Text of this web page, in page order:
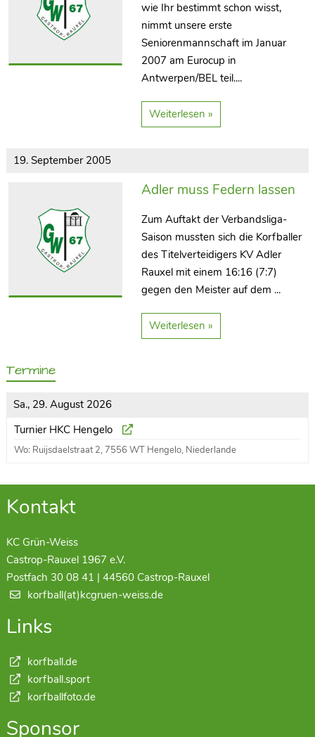
wie Ihr bestimmt schon wisst,
nimmt unsere erste
Seniorenmannschaft im Januar
2007 am Eurocup in
Antwerpen/BEL teil....
Weiterlesen »
19. September 2005
Adler muss Federn lassen
Zum Auftakt der Verbandsliga-
Saison mussten sich die Korfballer
des Titelverteidigers KV Adler
Rauxel mit einem 16:16 (7:7)
gegen den Meister auf dem ...
Weiterlesen »
Termine
Sa., 29. August 2026
Turnier HKC Hengelo
Wo: Ruijsdaelstraat 2, 7556 WT Hengelo, Niederlande
Kontakt
KC Grün-Weiss
Castrop-Rauxel 1967 e.V.
Postfach 30 08 41 | 44560 Castrop-Rauxel
korfball(at)kcgruen-weiss.de
Links
korfball.de
korfball.sport
korfballfoto.de
Sponsor